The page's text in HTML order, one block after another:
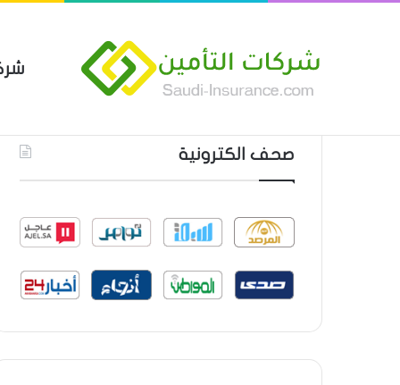
أحدث المواضيع بوليصة التأمين العام من شركة
صحف الكترونية